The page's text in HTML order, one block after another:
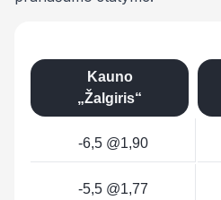
Kauno
„Žalgiris“
-6,5 @1,90
-5,5 @1,77